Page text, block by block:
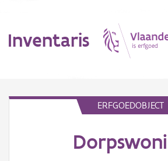
Inventaris
ERFGOEDOBJECT